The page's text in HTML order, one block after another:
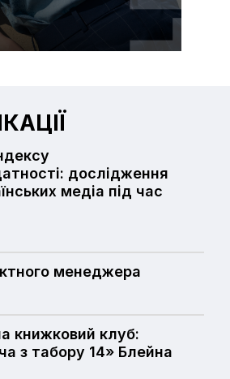
дослідження
медіа під час
менеджера
книжковий клуб:
з табору 14» Блейна